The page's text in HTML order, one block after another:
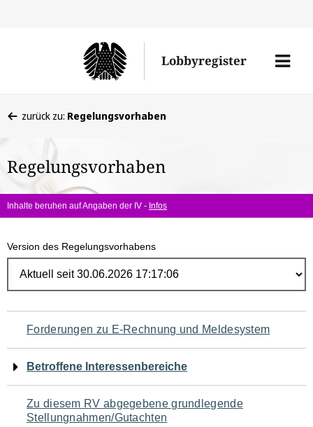
Lobbyregister
Menü
befinden
hier:
zurück zu: Regelungsvorhaben
Regelungsvorhaben
Inhalte beruhen auf Angaben der IV - Infos
Version des Regelungsvorhabens
Navigation
für
den
Seiteninhalt
Forderungen zu E-Rechnung und Meldesystem
Betroffene Interessenbereiche
Zu diesem RV abgegebene grundlegende
Stellungnahmen/Gutachten